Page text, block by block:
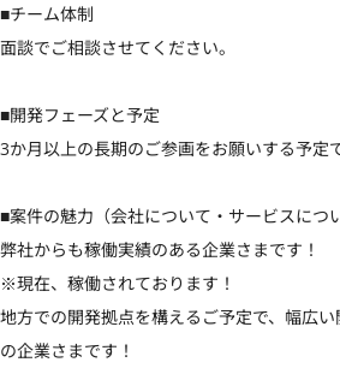
■チーム体制
面談でご相談させてください。
■開発フェーズと予定
3か月以上の長期のご参画をお願いする予定
■案件の魅力（会社について・サービスにつ
弊社からも稼働実績のある企業さまです！
※現在、稼働されております！
地方での開発拠点を構えるご予定で、幅広
の企業さまです！